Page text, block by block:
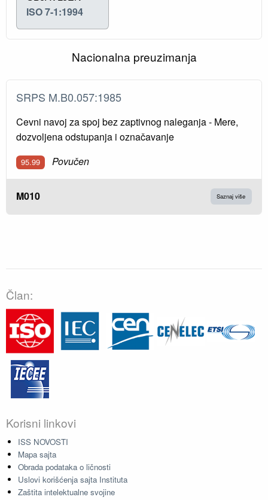
ISO 7-1:1994
Nacionalna preuzimanja
SRPS M.B0.057:1985
Cevni navoj za spoj bez zaptivnog naleganja - Mere,
dozvoljena odstupanja i označavanje
95.99 Povučen
M010 Saznaj više
Član:
Korisni linkovi
ISS NOVOSTI
Mapa sajta
Obrada podataka o ličnosti
Uslovi korišćenja sajta Instituta
Zaštita intelektualne svojine